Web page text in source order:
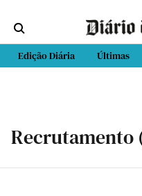
Edição Diária Últimas
Recrutamento